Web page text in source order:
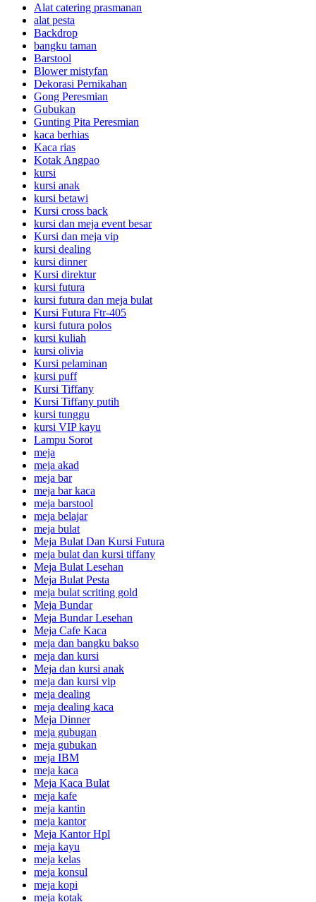
Alat catering prasmanan
alat pesta
Backdrop
bangku taman
Barstool
Blower mistyfan
Dekorasi Pernikahan
Gong Peresmian
Gubukan
Gunting Pita Peresmian
kaca berhias
Kaca rias
Kotak Angpao
kursi
kursi anak
kursi betawi
Kursi cross back
kursi dan meja event besar
Kursi dan meja vip
kursi dealing
kursi dinner
Kursi direktur
kursi futura
kursi futura dan meja bulat
Kursi Futura Ftr-405
kursi futura polos
kursi kuliah
kursi olivia
Kursi pelaminan
kursi puff
Kursi Tiffany
Kursi Tiffany putih
kursi tunggu
kursi VIP kayu
Lampu Sorot
meja
meja akad
meja bar
meja bar kaca
meja barstool
meja belajar
meja bulat
Meja Bulat Dan Kursi Futura
meja bulat dan kursi tiffany
Meja Bulat Lesehan
Meja Bulat Pesta
meja bulat scriting gold
Meja Bundar
Meja Bundar Lesehan
Meja Cafe Kaca
meja dan bangku bakso
meja dan kursi
Meja dan kursi anak
meja dan kursi vip
meja dealing
meja dealing kaca
Meja Dinner
meja gubugan
meja gubukan
meja IBM
meja kaca
Meja Kaca Bulat
meja kafe
meja kantin
meja kantor
Meja Kantor Hpl
meja kayu
meja kelas
meja konsul
meja kopi
meja kotak